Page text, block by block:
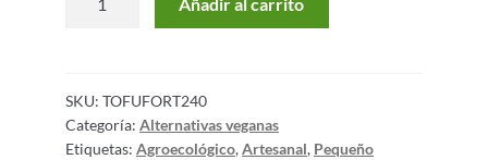
SKU: TOFUFORT240
Categoría: Alternativas veganas
Etiquetas: Agroecológico,Artesanal, Pequeño